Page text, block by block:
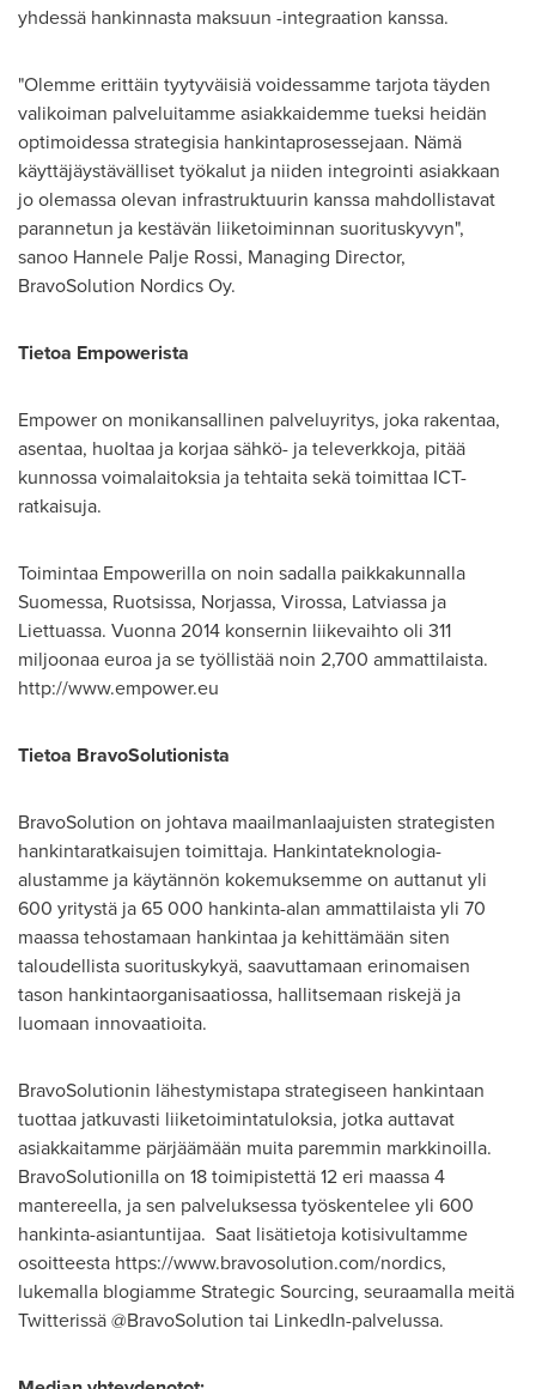
yhdessä hankinnasta maksuun -integraation kanssa.
"Olemme erittäin tyytyväisiä voidessamme tarjota täyden
valikoiman palveluitamme asiakkaidemme tueksi heidän
optimoidessa strategisia hankintaprosessejaan. Nämä
käyttäjäystävälliset työkalut ja niiden integrointi asiakkaan
jo olemassa olevan infrastruktuurin kanssa mahdollistavat
parannetun ja kestävän liiketoiminnan suorituskyvyn",
sanoo Hannele Palje Rossi, Managing Director,
BravoSolution Nordics Oy.
Tietoa Empowerista
Empower on monikansallinen palveluyritys, joka rakentaa,
asentaa, huoltaa ja korjaa sähkö- ja televerkkoja, pitää
kunnossa voimalaitoksia ja tehtaita sekä toimittaa ICT-
ratkaisuja.
Toimintaa Empowerilla on noin sadalla paikkakunnalla
Suomessa, Ruotsissa, Norjassa, Virossa, Latviassa ja
Liettuassa. Vuonna 2014 konsernin liikevaihto oli 311
miljoonaa euroa ja se työllistää noin 2,700 ammattilaista.
http://www.empower.eu
Tietoa BravoSolutionista
BravoSolution on johtava maailmanlaajuisten strategisten
hankintaratkaisujen toimittaja. Hankintateknologia-
alustamme ja käytännön kokemuksemme on auttanut yli
600 yritystä ja 65 000 hankinta-alan ammattilaista yli 70
maassa tehostamaan hankintaa ja kehittämään siten
taloudellista suorituskykyä, saavuttamaan erinomaisen
tason hankintaorganisaatiossa, hallitsemaan riskejä ja
luomaan innovaatioita.
BravoSolutionin lähestymistapa strategiseen hankintaan
tuottaa jatkuvasti liiketoimintatuloksia, jotka auttavat
asiakkaitamme pärjäämään muita paremmin markkinoilla.
BravoSolutionilla on 18 toimipistettä 12 eri maassa 4
mantereella, ja sen palveluksessa työskentelee yli 600
hankinta-asiantuntijaa. Saat lisätietoja kotisivultamme
osoitteesta https://www.bravosolution.com/nordics,
lukemalla blogiamme Strategic Sourcing, seuraamalla meitä
Twitterissä @BravoSolution tai LinkedIn-palvelussa.